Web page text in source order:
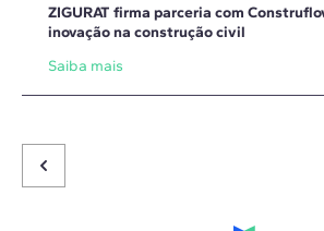
ZIGURAT firma parceria com
inovação na construção civil
Saiba mais